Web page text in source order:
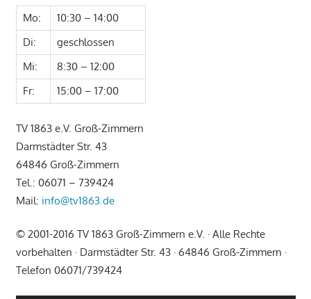
Mo:
10:30 – 14:00
Di:
geschlossen
Mi:
8:30 – 12:00
Fr:
15:00 – 17:00
TV 1863 e.V. Groß-Zimmern
Darmstädter Str. 43
64846 Groß-Zimmern
Tel.: 06071 – 739424
Mail: info@tv1863.de
© 2001-2016 TV 1863 Groß-Zimmern e.V. · Alle Rechte
vorbehalten · Darmstädter Str. 43 · 64846 Groß-Zimmern ·
Telefon 06071/739424